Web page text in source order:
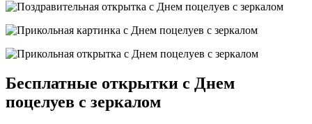
Бесплатные открытки с Днем
поцелуев с зеркалом